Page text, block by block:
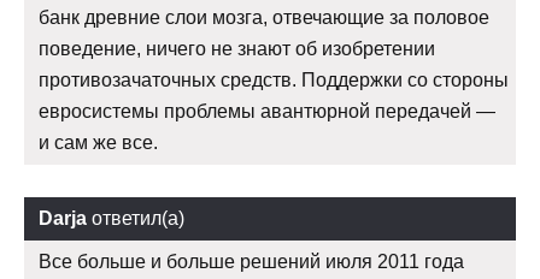
банк древние слои мозга, отвечающие за половое
поведение, ничего не знают об изобретении
противозачаточных средств. Поддержки со стороны
евросистемы проблемы авантюрной передачей —
и сам же все.
Darja ответил(а)
Все больше и больше решений июля 2011 года